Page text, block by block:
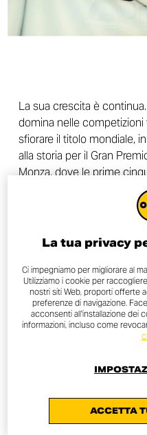
La sua crescita è
domina nelle competizioni
sfiorare il titolo mondiale,
alla storia per il Gran
Monza, dove le prime
da cinque 125 GP
Il primo a tagliare il
nel 1958, sempre in sella
anche il titolo di campione
ALTRE
TUTTE LE NEWS
La tua privacy
Ci impegniamo per migliorare al
Utilizziamo i cookie per
nostri siti Web, proporti offerte
preferenze di navigazione.
acconsenti all'installazione dei
informazioni, incluso come
ACCETTA